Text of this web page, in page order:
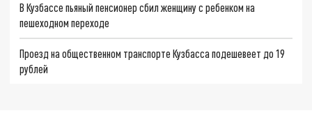
В Кузбассе пьяный пенсионер сбил женщину с ребенком на
пешеходном переходе
Проезд на общественном транспорте Кузбасса подешевеет до 19
рублей